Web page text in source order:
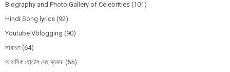
Biography and Photo Gallery of Celebrities (101)
Hindi Song lyrics (92)
Youtube Vblogging (90)
সাধারণ (64)
আবাসিক হোটেল দেহ ব্যবসা (55)